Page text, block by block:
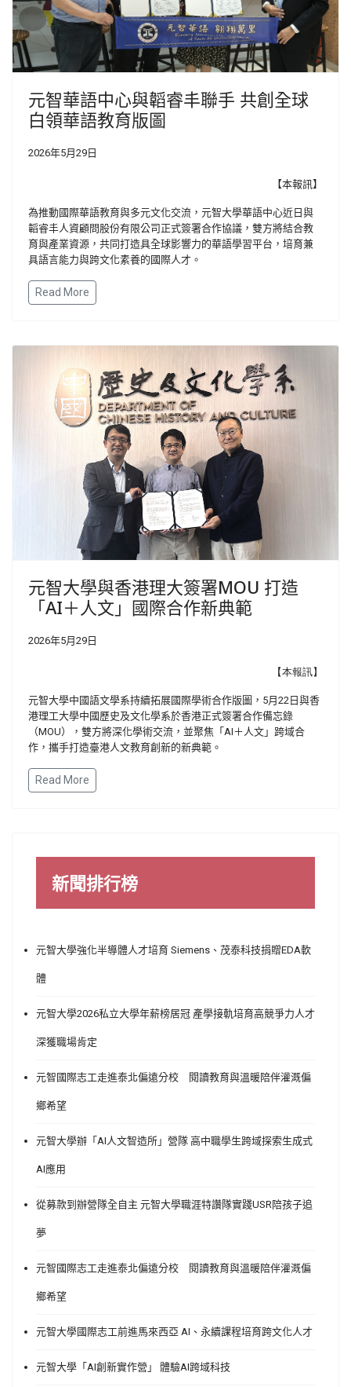
元智華語中心與韜睿丰聯手 共創全球
白領華語教育版圖
2026年5月29日
【本報訊】
為推動國際華語教育與多元文化交流，元智大學華語中心近日與
韜睿丰人資顧問股份有限公司正式簽署合作協議，雙方將結合教
育與產業資源，共同打造具全球影響力的華語學習平台，培育兼
具語言能力與跨文化素養的國際人才。
Read More
元智大學與香港理大簽署MOU 打造
「AI＋人文」國際合作新典範
2026年5月29日
【本報訊】
元智大學中國語文學系持續拓展國際學術合作版圖，5月22日與香
港理工大學中國歷史及文化學系於香港正式簽署合作備忘錄
（MOU），雙方將深化學術交流，並聚焦「AI＋人文」跨域合
作，攜手打造臺港人文教育創新的新典範。
Read More
新聞排行榜
元智大學強化半導體人才培育 Siemens、茂泰科技捐贈EDA軟
體
元智大學2026私立大學年薪榜居冠 產學接軌培育高競爭力人才
深獲職場肯定
元智國際志工走進泰北偏遠分校 閱讀教育與溫暖陪伴灌溉偏
鄉希望
元智大學辦「AI人文智造所」營隊 高中職學生跨域探索生成式
AI應用
從募款到辦營隊全自主 元智大學職涯特讚隊實踐USR陪孩子追
夢
元智國際志工走進泰北偏遠分校 閱讀教育與溫暖陪伴灌溉偏
鄉希望
元智大學國際志工前進馬來西亞 AI、永續課程培育跨文化人才
元智大學「AI創新實作營」 體驗AI跨域科技